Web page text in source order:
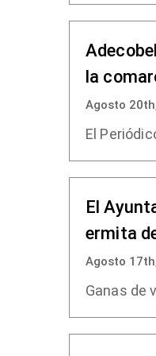
la
Agosto
El
El
ermita
Agosto
Ganas de